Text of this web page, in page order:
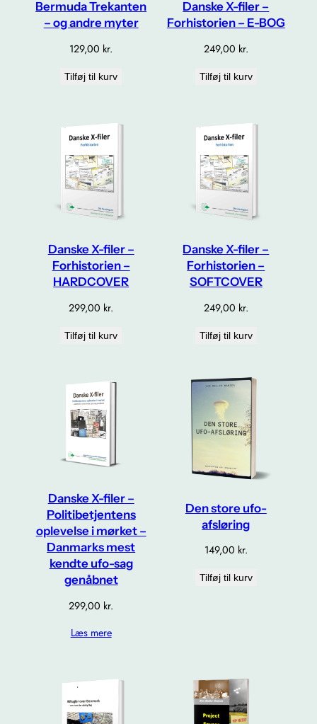
Bermuda Trekanten
– og andre myter
129,00 kr.
Tilføj til kurv
Danske X-filer –
Forhistorien – E-BOG
249,00 kr.
Tilføj til kurv
Danske X-filer –
Forhistorien –
HARDCOVER
299,00 kr.
Tilføj til kurv
Danske X-filer –
Forhistorien –
SOFTCOVER
249,00 kr.
Tilføj til kurv
Danske X-filer –
Politibetjentens
oplevelse i mørket –
Danmarks mest
kendte ufo-sag
genåbnet
299,00 kr.
Læs mere
Den store ufo-
afsløring
149,00 kr.
Tilføj til kurv